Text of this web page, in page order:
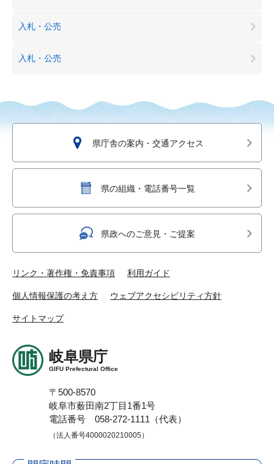
入札・公売
入札・公売
県庁舎の案内・交通アクセス
県の組織・電話番号一覧
県政へのご意見・ご提案
リンク・著作権・免責事項 利用ガイド
個人情報保護の考え方 ウェブアクセシビリティ方針
サイトマップ
岐阜県庁
GIFU Prefectural Office
〒500-8570
岐阜市薮田南2丁目1番1号
電話番号 058-272-1111（代表）
（法人番号4000020210005）